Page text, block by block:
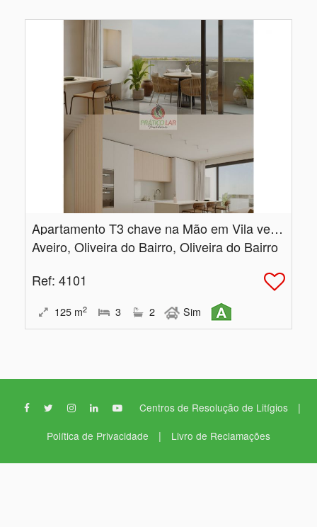
Apartamento T3 chave na Mão em Vila verde
Aveiro, Oliveira do Bairro, Oliveira do Bairro
Ref: 4101
125 m2 3 2 Sim
Centros de Resolução de Litígios |
Política de Privacidade | Livro de Reclamações